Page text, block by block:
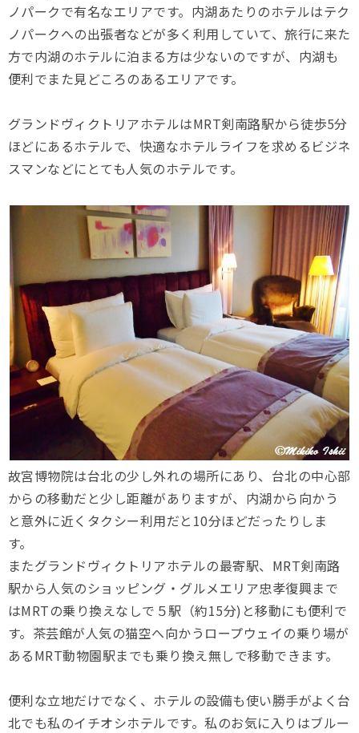
ノパークで有名なエリアです。内湖あたりのホテルはテク
ノパークへの出張者などが多く利用していて、旅行に来た
方で内湖のホテルに泊まる方は少ないのですが、内湖も
便利でまた見どころのあるエリアです。
グランドヴィクトリアホテルはMRT剣南路駅から徒歩5分
ほどにあるホテルで、快適なホテルライフを求めるビジネ
スマンなどにとても人気のホテルです。
故宮博物院は台北の少し外れの場所にあり、台北の中心部
からの移動だと少し距離がありますが、内湖から向かう
と意外に近くタクシー利用だと10分ほどだったりしま
す。
またグランドヴィクトリアホテルの最寄駅、MRT剣南路
駅から人気のショッピング・グルメエリア忠孝復興まで
はMRTの乗り換えなしで５駅（約15分)と移動にも便利で
す。茶芸館が人気の猫空へ向かうロープウェイの乗り場が
あるMRT動物園駅までも乗り換え無しで移動できます。
便利な立地だけでなく、ホテルの設備も使い勝手がよく台
北でも私のイチオシホテルです。私のお気に入りはブルー